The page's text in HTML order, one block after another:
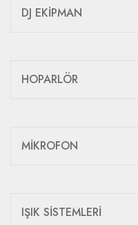
DJ EKİPMAN
HOPARLÖR
MİKROFON
IŞIK SİSTEMLERİ